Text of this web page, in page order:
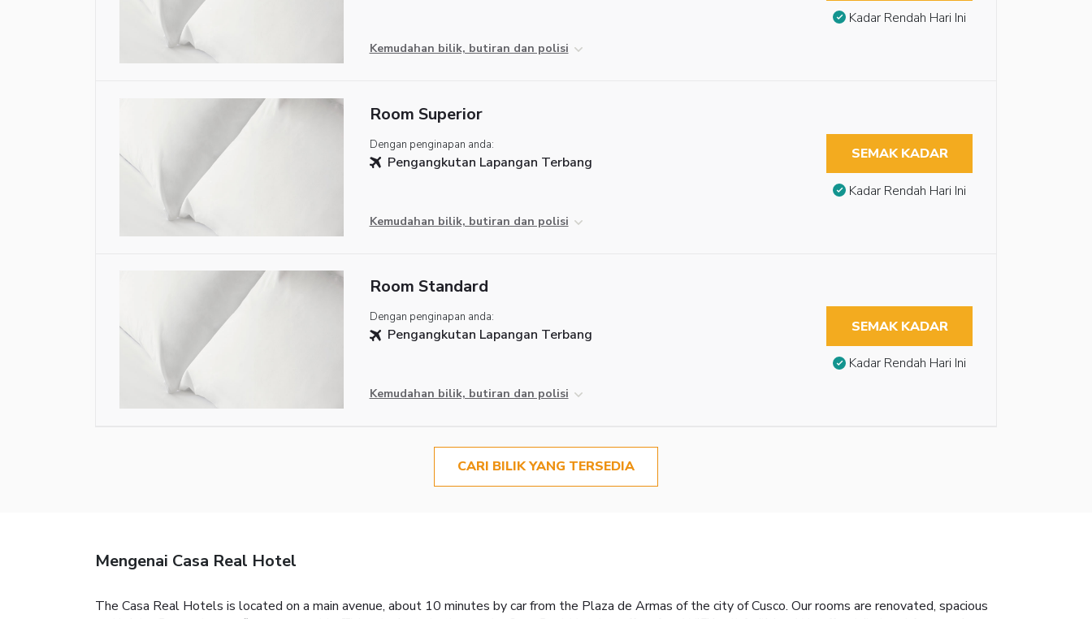
Kemudahan bilik, butiran dan polisi
Kadar Rendah Hari Ini
Room Superior
Dengan penginapan anda:
Pengangkutan Lapangan Terbang
Kemudahan bilik, butiran dan polisi
SEMAK KADAR
Kadar Rendah Hari Ini
Room Standard
Dengan penginapan anda:
Pengangkutan Lapangan Terbang
Kemudahan bilik, butiran dan polisi
SEMAK KADAR
Kadar Rendah Hari Ini
CARI BILIK YANG TERSEDIA
Mengenai Casa Real Hotel
The Casa Real Hotels is located on a main avenue, about 10 minutes by car from the Plaza de Armas of the city of Cusco. Our rooms are renovated, spacious